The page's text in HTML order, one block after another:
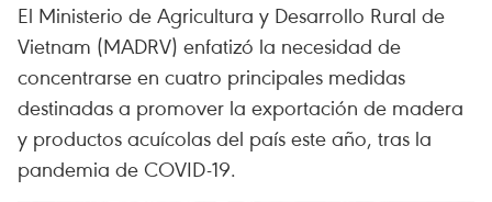
El Ministerio de Agricultura y Desarrollo Rural de
Vietnam (MADRV) enfatizó la necesidad de
concentrarse en cuatro principales medidas
destinadas a promover la exportación de madera
y productos acuícolas del país este año, tras la
pandemia de COVID-19.